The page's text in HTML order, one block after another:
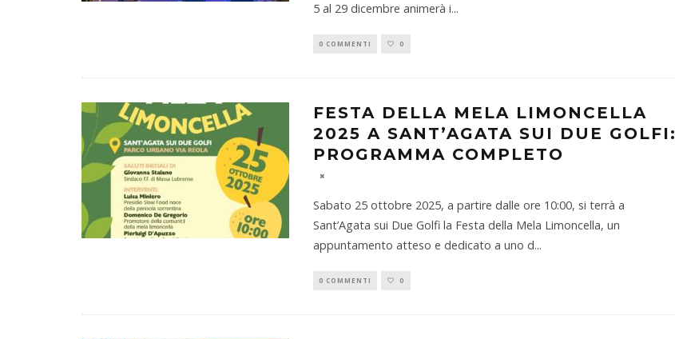
5 al 29 dicembre animerà i...
0 COMMENTI 0
FESTA DELLA MELA LIMONCELLA
2025 A SANT’AGATA SUI DUE GOLFI:
PROGRAMMA COMPLETO
Sabato 25 ottobre 2025, a partire dalle ore 10:00, si terrà a
Sant’Agata sui Due Golfi la Festa della Mela Limoncella, un
appuntamento atteso e dedicato a uno d...
0 COMMENTI 0